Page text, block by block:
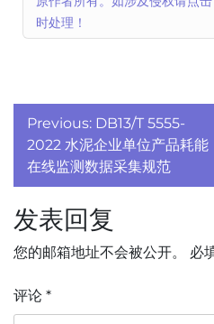
时处理！
文
章
导
航
Previous: DB13/T 5555-
2022 水泥企业单位产品耗能
在线监测数据采集规范
发表回复
您的邮箱地址不会被公开。 必
评论 *